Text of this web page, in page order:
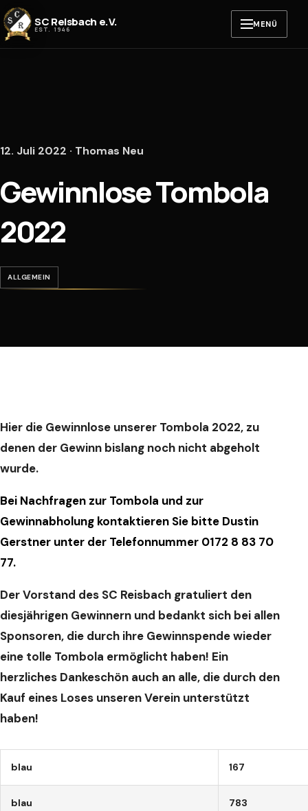
Zum Inhalt springen
SC Reisbach e.V.
EST. 1946 MENÜ
12. Juli 2022 · Thomas Neu
Gewinnlose Tombola
2022
ALLGEMEIN
Hier die Gewinnlose unserer Tombola 2022, zu
denen der Gewinn bislang noch nicht abgeholt
wurde.
Bei Nachfragen zur Tombola und zur
Gewinnabholung kontaktieren Sie bitte Dustin
Gerstner unter der Telefonnummer 0172 8 83 70
77.
Der Vorstand des SC Reisbach gratuliert den
diesjährigen Gewinnern und bedankt sich bei allen
Sponsoren, die durch ihre Gewinnspende wieder
eine tolle Tombola ermöglicht haben! Ein
herzliches Dankeschön auch an alle, die durch den
Kauf eines Loses unseren Verein unterstützt
haben!
blau 167
blau 783